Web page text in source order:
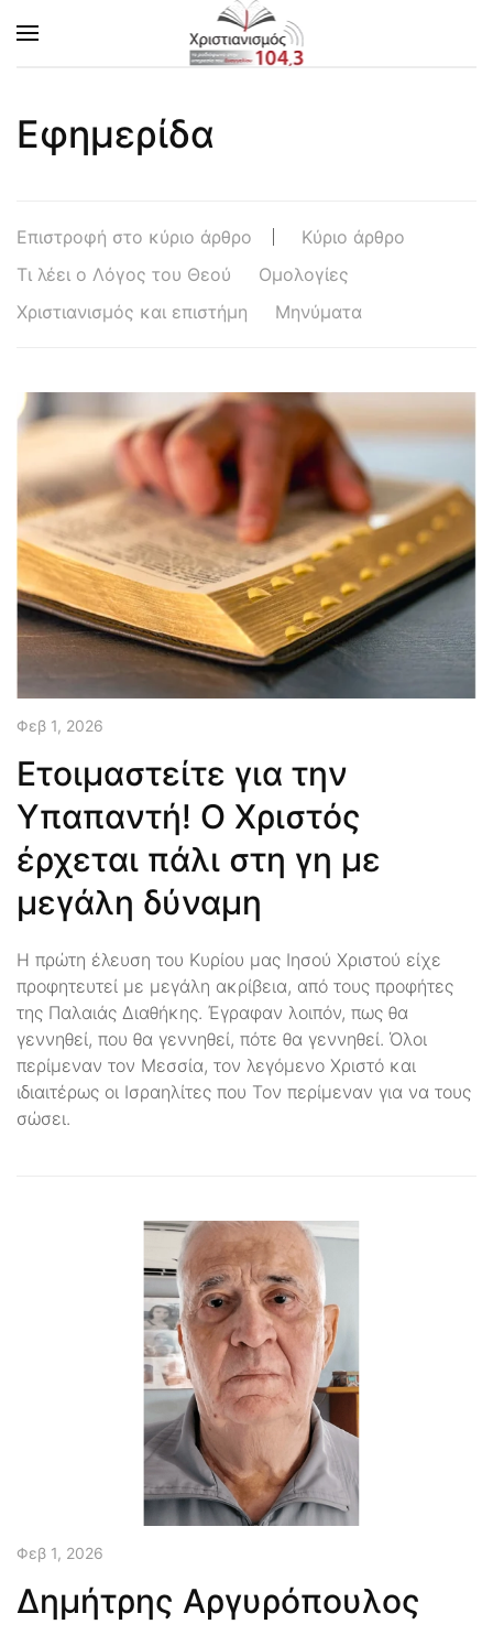
Skip to main content
Εφημερίδα
Επιστροφή στο κύριο άρθρο
Κύριο άρθρο
Τι λέει ο Λόγος του Θεού
Ομολογίες
Χριστιανισμός και επιστήμη
Μηνύματα
Φεβ 1, 2026
Ετοιμαστείτε για την
Υπαπαντή! Ο Χριστός
έρχεται πάλι στη γη με
μεγάλη δύναμη
Η πρώτη έλευση του Κυρίου μας Ιησού Χριστού είχε
προφητευτεί με μεγάλη ακρίβεια, από τους προφήτες
της Παλαιάς Διαθήκης. Έγραφαν λοιπόν, πως θα
γεννηθεί, που θα γεννηθεί, πότε θα γεννηθεί. Όλοι
περίμεναν τον Μεσσία, τον λεγόμενο Χριστό και
ιδιαιτέρως οι Ισραηλίτες που Τον περίμεναν για να τους
σώσει.
Φεβ 1, 2026
Δημήτρης Αργυρόπουλος